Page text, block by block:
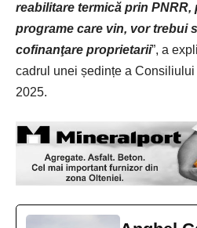
reabilitare termică prin
programe care vin, vor trebui
cofinanţare proprietarii”, a
cadrul unei ședințe a
2025.